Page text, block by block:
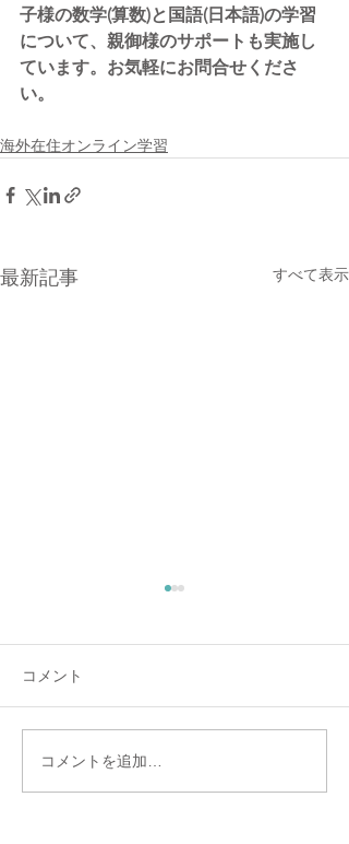
子様の数学(算数)と国語(日本語)の学習
について、親御様のサポートも実施し
ています。お気軽にお問合せくださ
い。
海外在住オンライン学習
最新記事 すべて表示
「テスト勉強」も学力UP
の鍵になる！
コメント
コメントを追加…